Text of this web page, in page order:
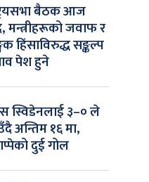
बैठक आज
मन्त्रीहरूको जवाफ र
हिंसाविरुद्ध सङ्कल्प
पेश हुने
स्विडेनलाई ३–० ले
अन्तिम १६ मा,
दुई गोल